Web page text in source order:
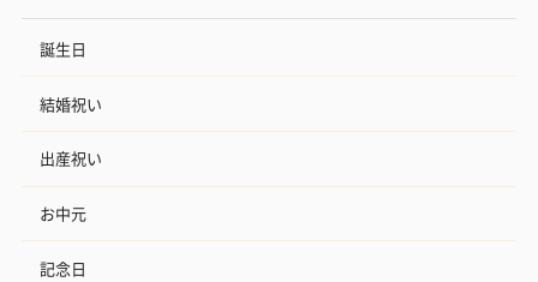
誕生日
結婚祝い
出産祝い
お中元
記念日